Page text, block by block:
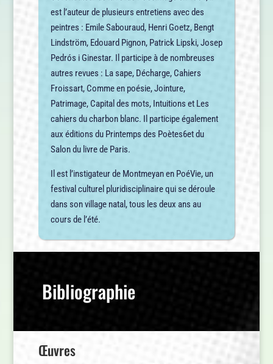
est l’auteur de plusieurs entretiens avec des
peintres : Emile Sabouraud, Henri Goetz, Bengt
Lindström, Edouard Pignon, Patrick Lipski, Josep
Pedrós i Ginestar. Il participe à de nombreuses
autres revues : La sape, Décharge, Cahiers
Froissart, Comme en poésie, Jointure,
Patrimage, Capital des mots, Intuitions et Les
cahiers du charbon blanc. Il participe également
aux éditions du Printemps des Poètes6et du
Salon du livre de Paris.
Il est l’instigateur de Montmeyan en PoéVie, un
festival culturel pluridisciplinaire qui se déroule
dans son village natal, tous les deux ans au
cours de l’été.
Bibliographie
Œuvres